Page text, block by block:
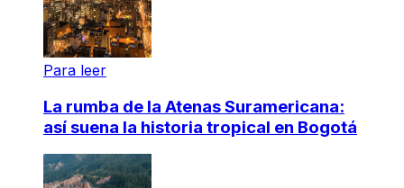
Para leer
La rumba de la Atenas Suramericana:
así suena la historia tropical en Bogotá